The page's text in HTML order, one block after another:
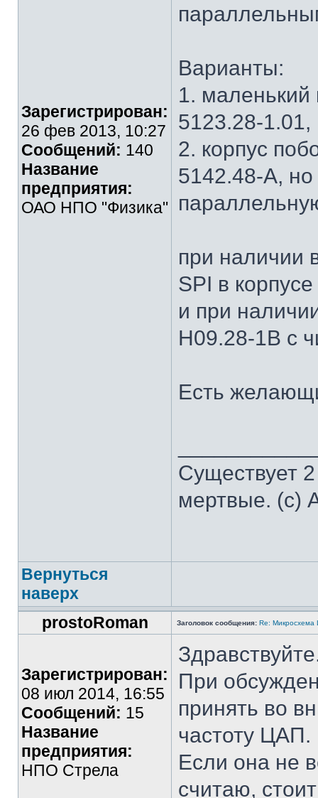
Зарегистрирован:
26 фев 2013, 10:27
Сообщений: 140
Название
предприятия:
ОАО НПО "Физика"
Варианты:
1. маленький
5123.28-1.01,
2. корпус
5142.48-А, но
при наличии
SPI в
и при
Н09.28-1В с
Есть
Существует
мертвые. (с)
Вернуться
наверх
prostoRoman
Заголовок сообщения: Re:
Зарегистрирован:
08 июл 2014, 16:55
Сообщений: 15
Название
предприятия:
НПО Стрела
При
принять во
частоту ЦАП.
Если она не
считаю,